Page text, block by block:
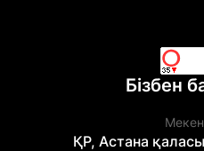
Бізбен
ҚР, Астана